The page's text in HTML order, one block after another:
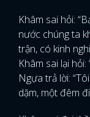
Khâm sai hỏi:
nước chúng ta
trận, có kinh
Khâm sai lại hỏi:
Ngựa trả lời:
dặm, một đêm